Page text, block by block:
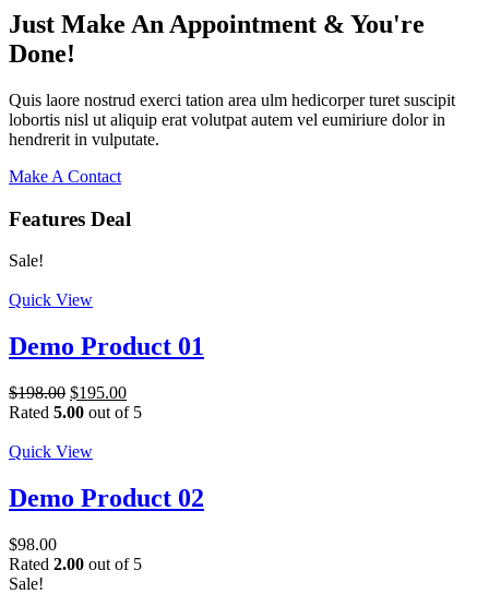
Just Make An Appointment & You're
Done!
Quis laore nostrud exerci tation area ulm hedicorper turet suscipit
lobortis nisl ut aliquip erat volutpat autem vel eumiriure dolor in
hendrerit in vulputate.
Make A Contact
Features Deal
Sale!
Quick View
Demo Product 01
$198.00 $195.00
Rated 5.00 out of 5
Quick View
Demo Product 02
$98.00
Rated 2.00 out of 5
Sale!